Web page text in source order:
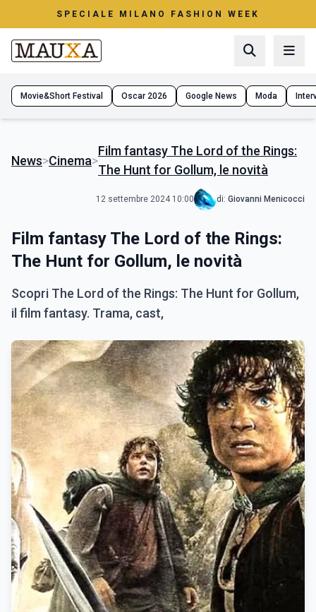
SPECIALE MILANO FASHION WEEK
Movie&Short Festival Oscar 2026 Google News Moda
News>Cinema>
Film fantasy The Lord of the Rings:
The Hunt for Gollum, le novità
12 settembre 2024 10:00 di: Giovanni Menicocci
Film fantasy The Lord of the Rings:
The Hunt for Gollum, le novità
Scopri The Lord of the Rings: The Hunt for Gollum,
il film fantasy. Trama, cast,